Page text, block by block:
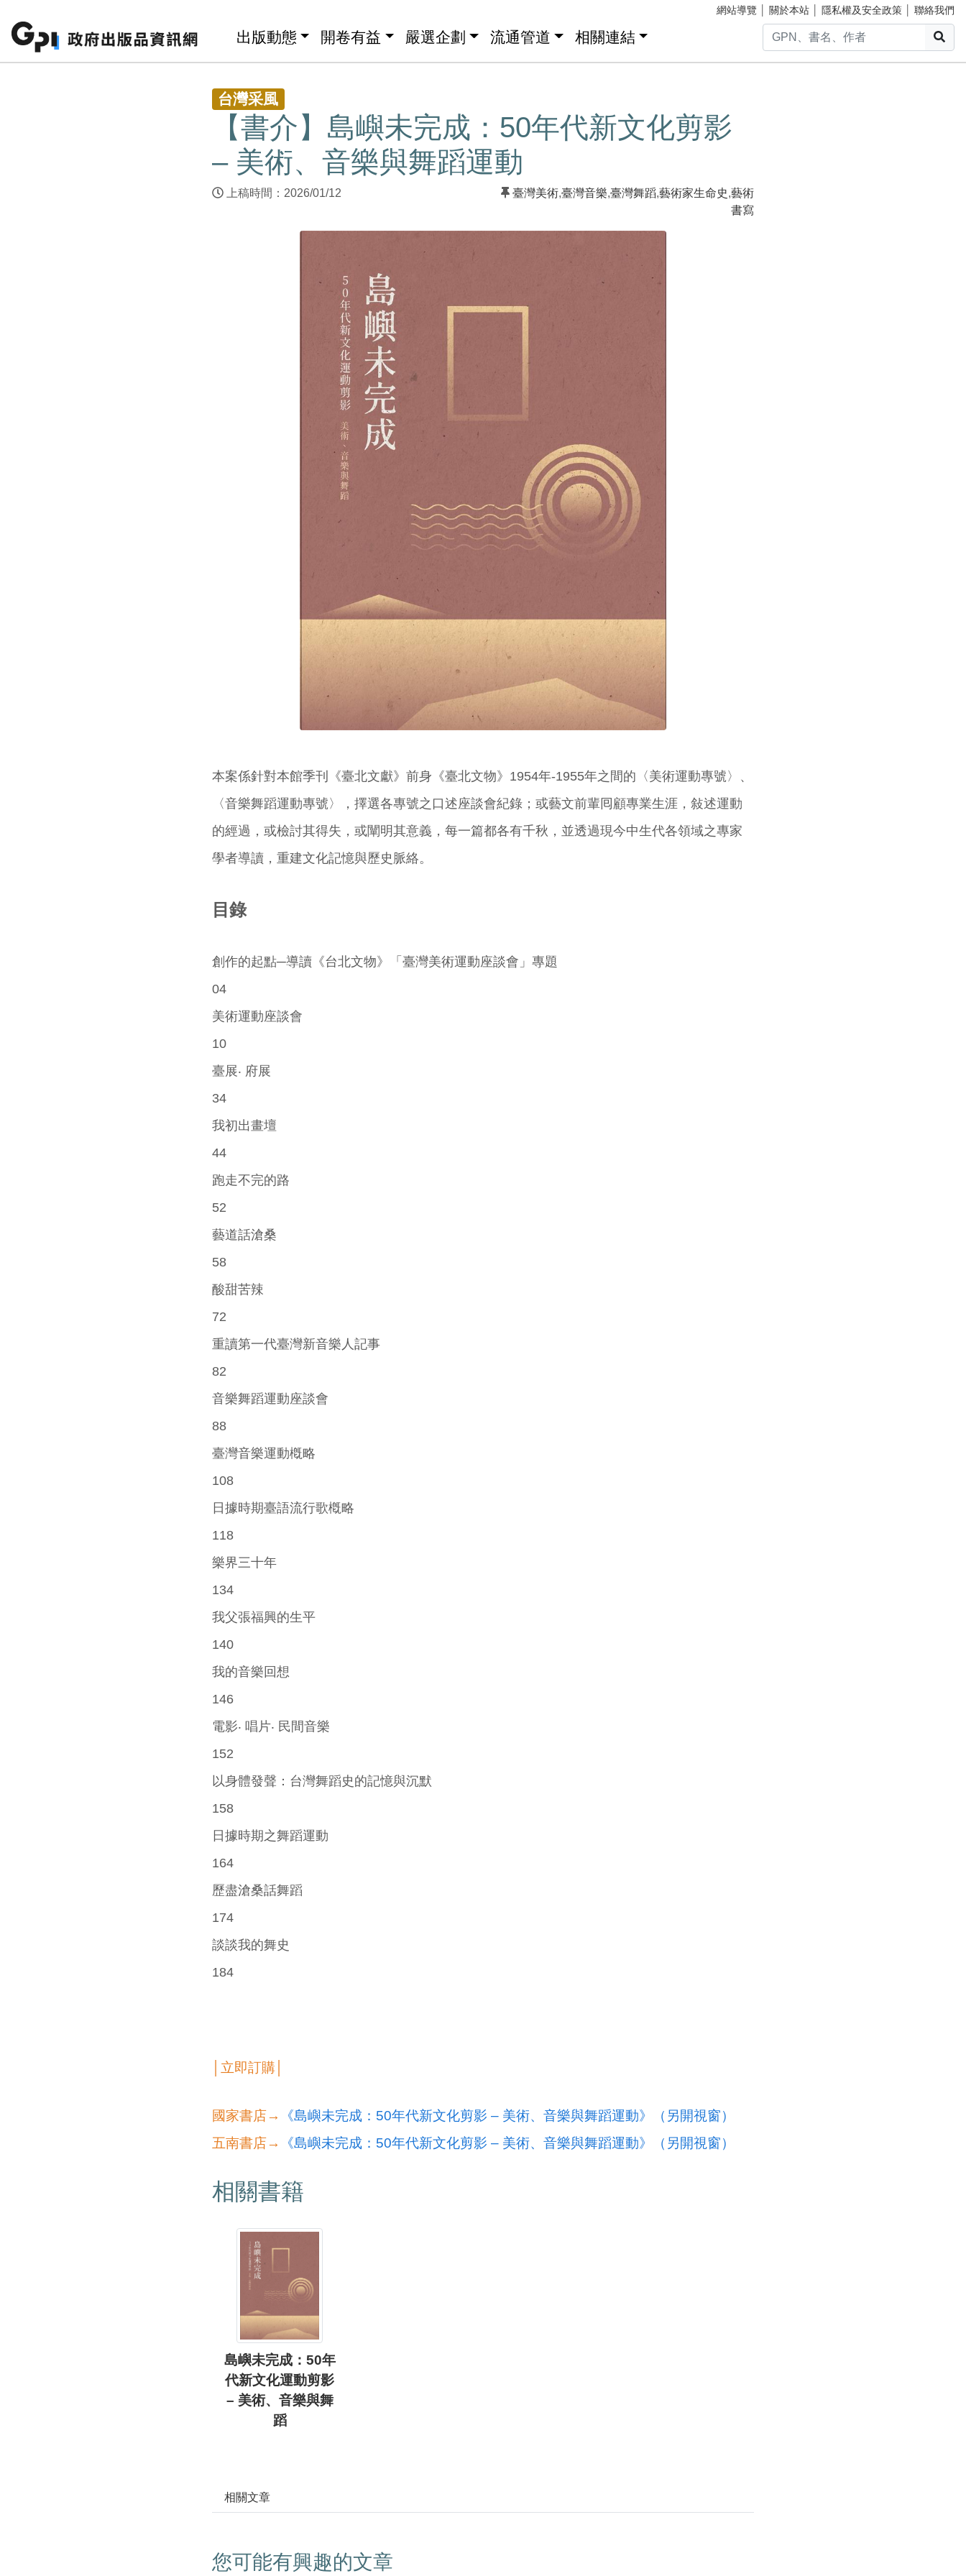
網站導覽 關於本站 隱私權及安全政策 聯絡我們
出版動態 開卷有益 嚴選企劃 流通管道 相關連結
台灣采風
【書介】島嶼未完成：50年代新文化剪影
– 美術、音樂與舞蹈運動
上稿時間：2026/01/12 臺灣美術,臺灣音樂,臺灣舞蹈,藝術家生命史,藝術
書寫
本案係針對本館季刊《臺北文獻》前身《臺北文物》1954年-1955年之間的〈美術運動專號〉、
〈音樂舞蹈運動專號〉，擇選各專號之口述座談會紀錄；或藝文前輩囘顧專業生涯，敍述運動
的經過，或檢討其得失，或闡明其意義，每一篇都各有千秋，並透過現今中生代各領域之專家
學者導讀，重建文化記憶與歷史脈絡。
目錄
創作的起點─導讀《台北文物》「臺灣美術運動座談會」專題
04
美術運動座談會
10
臺展‧ 府展
34
我初出畫壇
44
跑走不完的路
52
藝道話滄桑
58
酸甜苦辣
72
重讀第一代臺灣新音樂人記事
82
音樂舞蹈運動座談會
88
臺灣音樂運動槪略
108
日據時期臺語流行歌槪略
118
樂界三十年
134
我父張福興的生平
140
我的音樂回想
146
電影‧ 唱片‧ 民間音樂
152
以身體發聲：台灣舞蹈史的記憶與沉默
158
日據時期之舞蹈運動
164
歷盡滄桑話舞蹈
174
談談我的舞史
184
│立即訂購│
國家書店→
《島嶼未完成：50年代新文化剪影 – 美術、音樂與舞蹈運動》（另開視窗）
五南書店→
《島嶼未完成：50年代新文化剪影 – 美術、音樂與舞蹈運動》（另開視窗）
相關書籍
島嶼未完成：50年
代新文化運動剪影
– 美術、音樂與舞
蹈
相關文章
您可能有興趣的文章